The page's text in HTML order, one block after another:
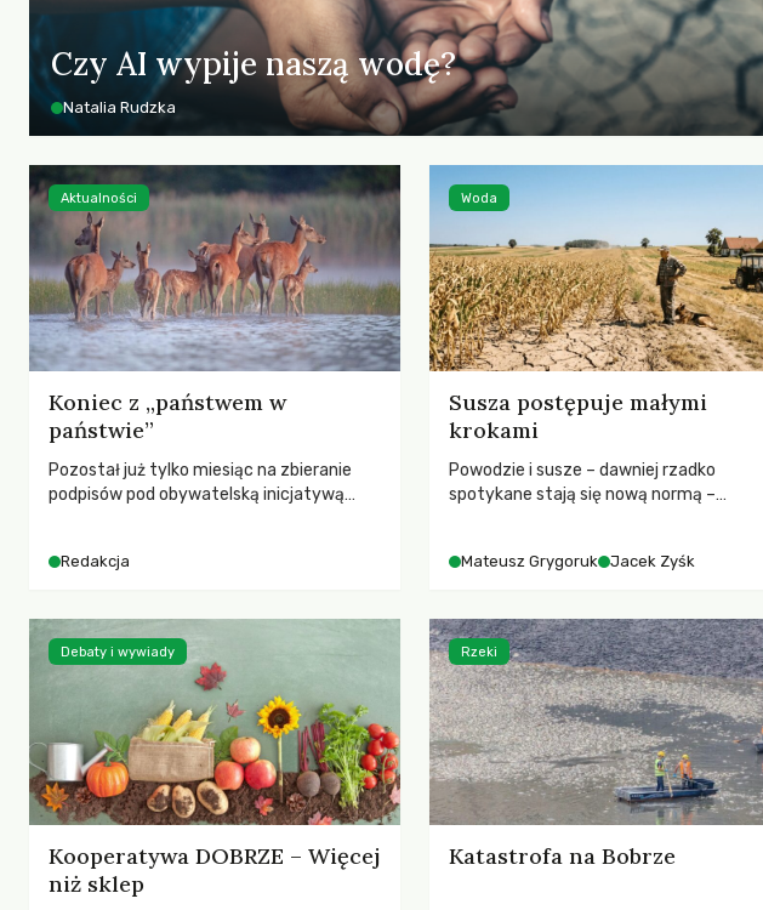
Czy AI wypije naszą wodę?
Natalia Rudzka
Koniec z „państwem w
państwie”
Pozostał już tylko miesiąc na zbieranie
podpisów pod obywatelską inicjatywą
pełną mobilizację, ponieważ projekt
rozwiązania dla przyrody i zwierząt,
radykalnie zmieniając dotychczasowy
paradygmat funkcjonowania łowiectwa w
Polsce.
Redakcja
Aktualności
Susza postępuje małymi
krokami
Powodzie i susze – dawniej rzadko
spotykane stają się nową normą –
SGGW.
Mateusz Grygoruk Jacek Zyśk
Woda
Kooperatywa DOBRZE – Więcej
niż sklep
Debaty i wywiady
Katastrofa na Bobrze
Rzeki